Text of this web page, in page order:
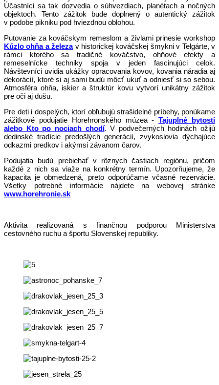
Účastníci sa tak dozvedia o súhvezdiach, planétach a nočných
objektoch. Tento zážitok bude doplnený o autentický zážitok
v podobe pikniku pod hviezdnou oblohou.
Putovanie za kováčskym remeslom a živlami prinesie workshop
Kúzlo ohňa a železav historickej kováčskej šmykni v Telgárte, v
rámci ktorého sa tradičné kováčstvo, ohňové efekty a
remeselnícke techniky spoja v jeden fascinujúci celok.
Návštevníci uvidia ukážky opracovania kovov, kovania náradia aj
dekorácií, ktoré si aj sami budú môcť ukuť a odniesť si so sebou.
Atmosféra ohňa, iskier a štruktúr kovu vytvorí unikátny zážitok
pre oči aj dušu.
Pre deti i dospelých, ktorí obľubujú strašidelné príbehy, ponúkame
zážitkové podujatie Horehronského múzea -Tajuplné bytosti
alebo Kto po nociach chodí. V podvečerných hodinách ožijú
dedinské tradície predošlých generácií, zvykoslovia dýchajúce
odkazmi predkov i akýmsi závanom čarov.
Podujatia budú prebiehať v rôznych častiach regiónu, pričom
každé z nich sa viaže na konkrétny termín. Upozorňujeme, že
kapacita je obmedzená, preto odporúčame včasné rezervácie.
Všetky potrebné informácie nájdete na webovej stránke
www.horehronie.sk
Aktivita realizovaná s finančnou podporou Ministerstva
cestovného ruchu a športu Slovenskej republiky.